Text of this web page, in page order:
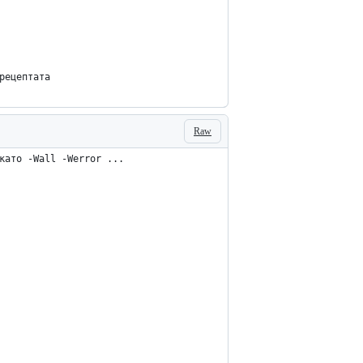
Raw
като -Wall -Werror ...